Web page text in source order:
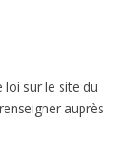
sur le site du
auprès